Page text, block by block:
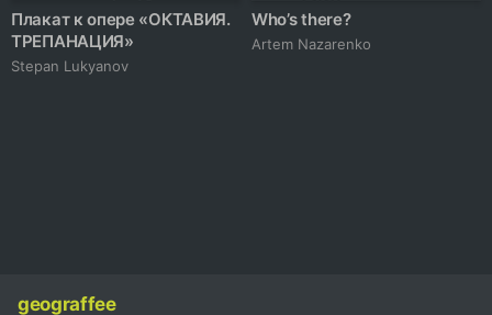
Плакат к опере «ОКТАВИЯ.
ТРЕПАНАЦИЯ»
Stepan Lukyanov
Who’s there?
Artem Nazarenko
geograffee